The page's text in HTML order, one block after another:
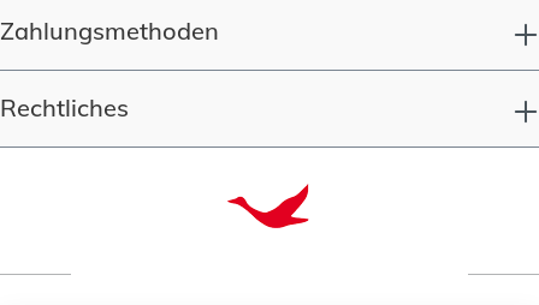
Zahlungsmethoden
Rechtliches